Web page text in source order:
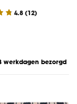
4.8 (12)
werkdagen bezorgd